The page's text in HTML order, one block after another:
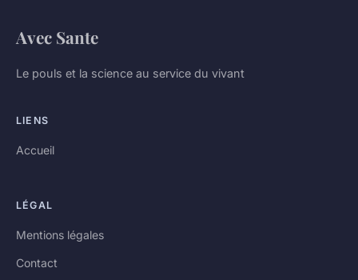
Avec Sante
Le pouls et la science au service du vivant
LIENS
Accueil
LÉGAL
Mentions légales
Contact